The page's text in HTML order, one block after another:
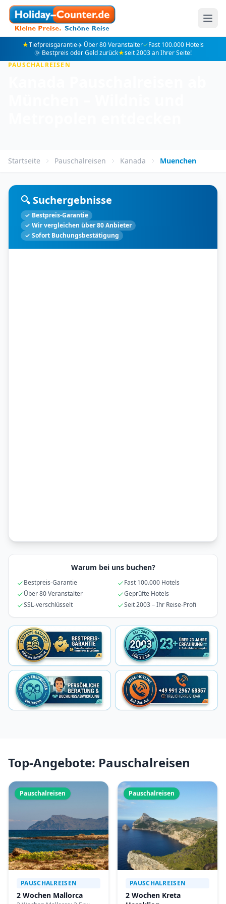
★Tiefpreisgarantie✈️ Über 80 Veranstalter✓Fast 100.000 Hotels
🌞 Bestpreis oder Geld zurück★seit 2003 an Ihrer Seite!
PAUSCHALREISEN
Startseite Pauschalreisen Kanada Muenchen
🔍 Suchergebnisse
✓ Bestpreis-Garantie
✓ Wir vergleichen über 80 Anbieter
✓ Sofort Buchungsbestätigung
Warum bei uns buchen?
Bestpreis-Garantie
Fast 100.000 Hotels
Über 80 Veranstalter
Geprüfte Hotels
SSL-verschlüsselt
Seit 2003 – Ihr Reise-Profi
Top-Angebote: Pauschalreisen
Pauschalreisen
PAUSCHALREISEN
2 Wochen Mallorca
Pauschalreisen
PAUSCHALREISEN
2 Wochen Kreta